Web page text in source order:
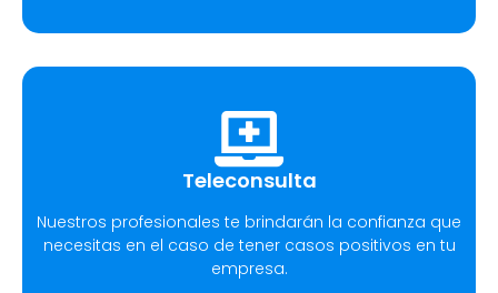
Teleconsulta
Nuestros profesionales te brindarán la confianza que
necesitas en el caso de tener casos positivos en tu
empresa.